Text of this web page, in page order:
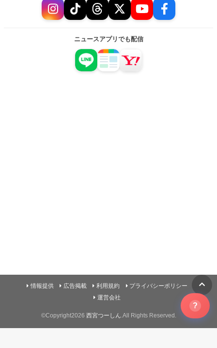
ニュースアプリでも配信
情報提供 広告掲載 利用規約
プライバシーポリシー
運営会社
©Copyright2026 西宮つーしん .All Rights Reserved.
?